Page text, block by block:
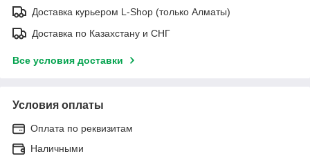
Доставка курьером L-Shop (только Алматы)
Доставка по Казахстану и СНГ
Все условия доставки
Условия оплаты
Оплата по реквизитам
Наличными